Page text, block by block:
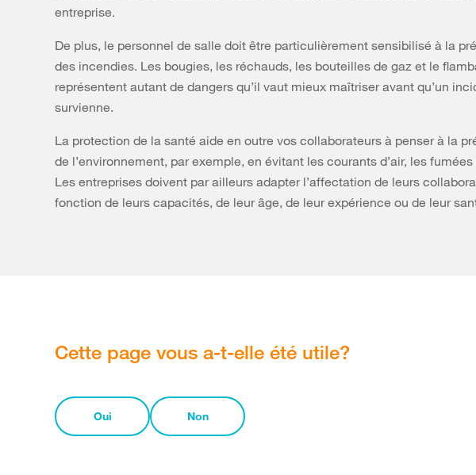
entreprise.
De plus, le personnel de salle doit être particulièrement sensibilisé à la
des incendies. Les bougies, les réchauds, les bouteilles de gaz et le
représentent autant de dangers qu’il vaut mieux maîtriser avant qu’un
survienne.
La protection de la santé aide en outre vos collaborateurs à penser à la
de l’environnement, par exemple, en évitant les courants d’air, les
Les entreprises doivent par ailleurs adapter l’affectation de leurs
fonction de leurs capacités, de leur âge, de leur expérience ou de leur
Cette page vous a-t-elle été utile?
Oui Non